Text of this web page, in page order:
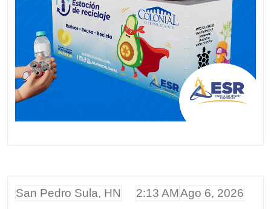
San Pedro Sula, HN 2:13 AMAgo 6, 2026